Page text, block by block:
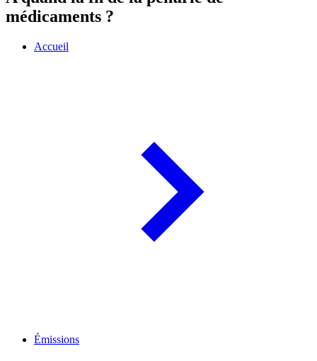
médicaments ?
Accueil
Émissions